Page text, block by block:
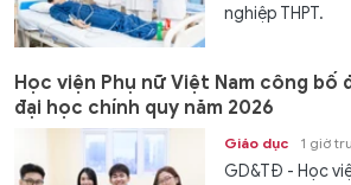
nghiệp THPT.
Học viện Phụ nữ Việt Nam công bố
đại học chính quy năm 2026
Giáo dục 1 giờ
GD&TĐ - Học